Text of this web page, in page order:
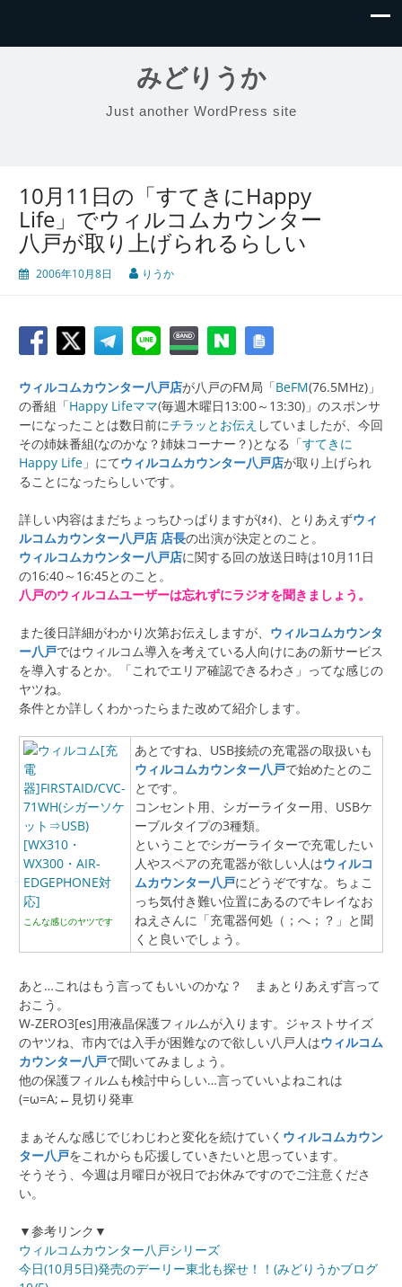
みどりうか
Just another WordPress site
10月11日の「すてきにHappy
Life」でウィルコムカウンター
八戸が取り上げられるらしい
2006年10月8日 りうか
ウィルコムカウンター八戸店が八戸のFM局「BeFM(76.5MHz)」
の番組「Happy Lifeママ(毎週木曜日13:00～13:30)」のスポンサ
ーになったことは数日前にチラッとお伝え していましたが、今回
その姉妹番組(なのかな？姉妹コーナー？)となる「すてきに
Happy Life 」にてウィルコムカウンター八戸店が取り上げられ
ることになったらしいです。
詳しい内容はまだちょっちひっぱりますが(ｫｨ)、とりあえずウィ
ルコムカウンター八戸店 店長の出演が決定とのこと。
ウィルコムカウンター八戸店に関する回の放送日時は10月11日
の16:40～16:45とのこと。
八戸のウィルコムユーザーは忘れずにラジオを聞きましょう。
また後日詳細がわかり次第お伝えしますが、 ウィルコムカウンタ
ー八戸ではウィルコム導入を考えている人向けにあの新サービス
を導入するとか。「これでエリア確認できるわさ」ってな感じの
ヤツね。
条件とか詳しくわかったらまた改めて紹介します。
こんな感じのヤツです
あとですね、USB接続の充電器の取扱いも
ウィルコムカウンター八戸で始めたとのこ
とです。
コンセント用、シガーライター用、USBケ
ーブルタイプの3種類。
ということでシガーライターで充電したい
人やスペアの充電器が欲しい人はウィルコ
ムカウンター八戸にどうぞですな。ちょこ
っち気付き難い位置にあるのでキレイなお
ねえさんに「充電器何処（；へ；？」と聞
くと良いでしょう。
あと…これはもう言ってもいいのかな？ まぁとりあえず言って
おこう。
W-ZERO3[es]用液晶保護フィルムが入ります。ジャストサイズ
のヤツね、市内では入手が困難なので欲しい八戸人はウィルコム
カウンター八戸で聞いてみましょう。
他の保護フィルムも検討中らしい…言っていいよねこれは
(=ω=A;←見切り発車
まぁそんな感じでじわじわと変化を続けていく ウィルコムカウン
ター八戸をこれからも応援していきたいと思っています。
そうそう、今週は月曜日が祝日でお休みですのでご注意くださ
い。
▼参考リンク▼
ウィルコムカウンター八戸シリーズ
今日(10月5日)発売のデーリー東北も探せ！！(みどりうかブログ